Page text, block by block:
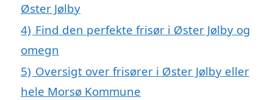
Øster Jølby
4) Find den perfekte frisør i Øster Jølby og
omegn
5) Oversigt over frisører i Øster Jølby eller
hele Morsø Kommune